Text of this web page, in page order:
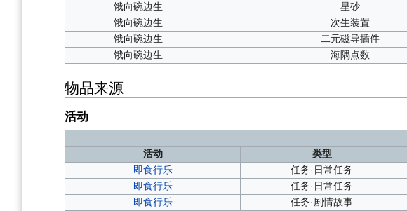
饿向碗边生
星砂
饿向碗边生
次生装置
饿向碗边生
二元磁导插件
饿向碗边生
海隅点数
物品来源
活动
活动
类型
即食行乐
任务·日常任务
即食行乐
任务·日常任务
即食行乐
任务·剧情故事